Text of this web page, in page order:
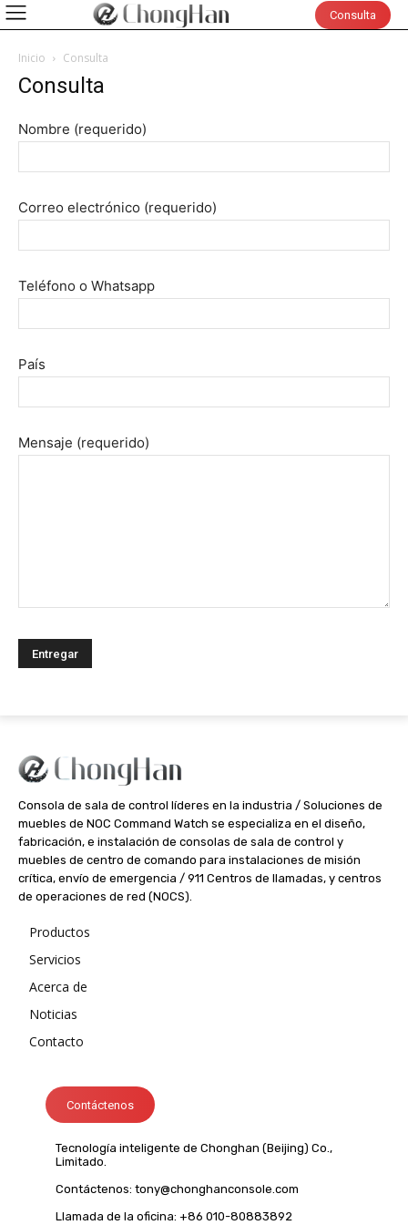
Consulta
Inicio Consulta
Consulta
Nombre (requerido)
Correo electrónico (requerido)
Teléfono o Whatsapp
País
Mensaje (requerido)
Consola de sala de control líderes en la industria / Soluciones de
muebles de NOC Command Watch se especializa en el diseño,
fabricación, e instalación de consolas de sala de control y
muebles de centro de comando para instalaciones de misión
crítica, envío de emergencia / 911 Centros de llamadas, y centros
de operaciones de red (NOCS).
Productos
Servicios
Acerca de
Noticias
Contacto
Contáctenos
Tecnología inteligente de Chonghan (Beijing) Co.,
Limitado.
Contáctenos: tony@chonghanconsole.com
Llamada de la oficina: +86 010-80883892